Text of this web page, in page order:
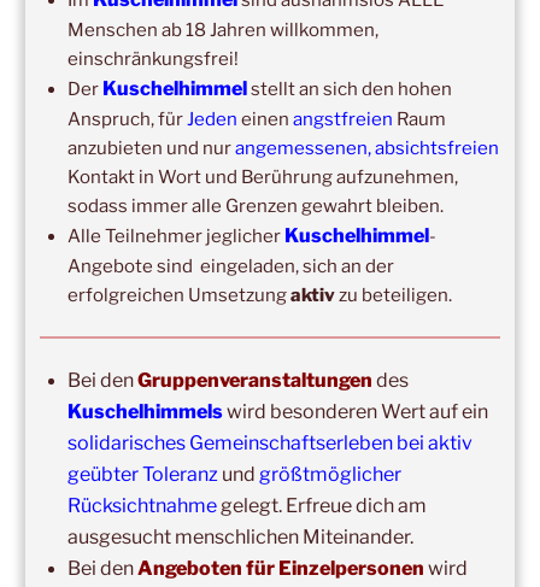
September 2026– Wochenende für 2:1 Ausbildung
14:00 –20:00,3. Oktober 2026
Kuschelhimmel 6h
Wochenend-Event,17. Oktober 2026–
18. Oktober
2026–Wochenende für 2:1 Ausbildung
Copyright © 2017-2026
Kuschelhimmel
Alle Rechte vorbehalten.
Menschen ab 18 Jahren willkommen,
einschränkungsfrei!
Der Kuschelhimmelstellt an sich den hohen
Anspruch, für Jeden einen angstfreien Raum
anzubieten und nurangemessenen, absichtsfreien
Kontakt in Wort und Berührung aufzunehmen,
sodass immer alle Grenzen gewahrt bleiben.
Alle Teilnehmer jeglicher Kuschelhimmel-
Angebote sind eingeladen, sich an der
erfolgreichen Umsetzungaktivzu beteiligen.
Bei denGruppenveranstaltungen des
Kuschelhimmelswird besonderen Wert auf ein
solidarisches Gemeinschaftserleben bei aktiv
geübter Toleranzund größtmöglicher
Rücksichtnahmegelegt. Erfreue dich am
ausgesucht menschlichen Miteinander.
Bei denAngeboten für Einzelpersonen wird